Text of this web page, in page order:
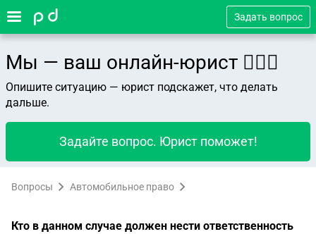
Задать вопрос
Мы — ваш онлайн-юрист 👨🏻‍⚖️
Опишите ситуацию — юрист подскажет, что делать
дальше.
Задайте вопрос. Юрист поможет!
Вопросы Автомобильное право
Кто в данном случае должен нести ответственность